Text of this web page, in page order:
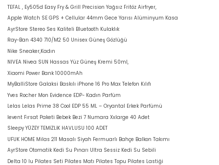
TEFAL , Ey505d Easy Fry & Grill Precision Yağsız Fritöz Airfryer,
Apple Watch SE GPS + Cellular 44mm Gece Yarısı Alüminyum Kasa
AyrStore Stereo Ses Kaliteli Bluetooth Kulaklık
Ray-Ban 4340 710/M2 50 Unisex Güneş Gözlüğü
Nike Sneaker,Kadın
NIVEA Nivea SUN Hassas Yüz Güneş Kremi 50ml,
Xiaomi Power Bank 10000mAh
MyBalliStore Galaksi Baskılı iPhone 16 Pro Max Telefon Kılıfı
Yves Rocher Mon Evidence EDP- Kadın Parfüm
Lelas Lelas Prime 38 Cool EDP 55 ML – Oryantal Erkek Parfümü
levent Fırsat Paketi Bebek Bezi 7 Numara Xxlarge 40 Adet
Sleepy YÜZEY TEMİZLİK HAVLUSU 100 ADET
UFUK HOME Milas 211 Masalı Siyah Fermuarlı Bahçe Balkon Takımı
AyrStore Otomatik Kedi Su Pınarı Ultra Sessiz Kedi Su Sebili
Delta 10 lu Pilates Seti Pilates Matı Pilates Topu Pilates Lastiği